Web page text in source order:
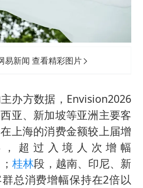
易新闻 查看精彩图片
办方数据，Envision2026
亚、新加坡等亚洲主要客
上海的消费金额较上届增
，超过入境人次增幅
；桂林段，越南、印尼、新
总消费增幅保持在2倍以